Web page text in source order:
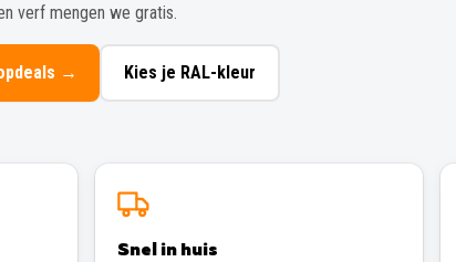
verf mengen we gratis.
→ Kies je RAL-kleur
Snel in huis